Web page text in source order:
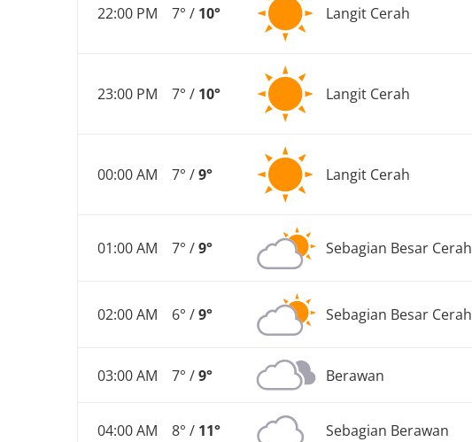
22:00 PM 7° / 10° Langit Cerah
23:00 PM 7° / 10° Langit Cerah
00:00 AM 7° /9° Langit Cerah
01:00 AM 7° /9° Sebagian Besar Cerah
02:00 AM 6° /9° Sebagian Besar Cerah
03:00 AM 7° /9° Berawan
04:00 AM 8° / 11° Sebagian Berawan